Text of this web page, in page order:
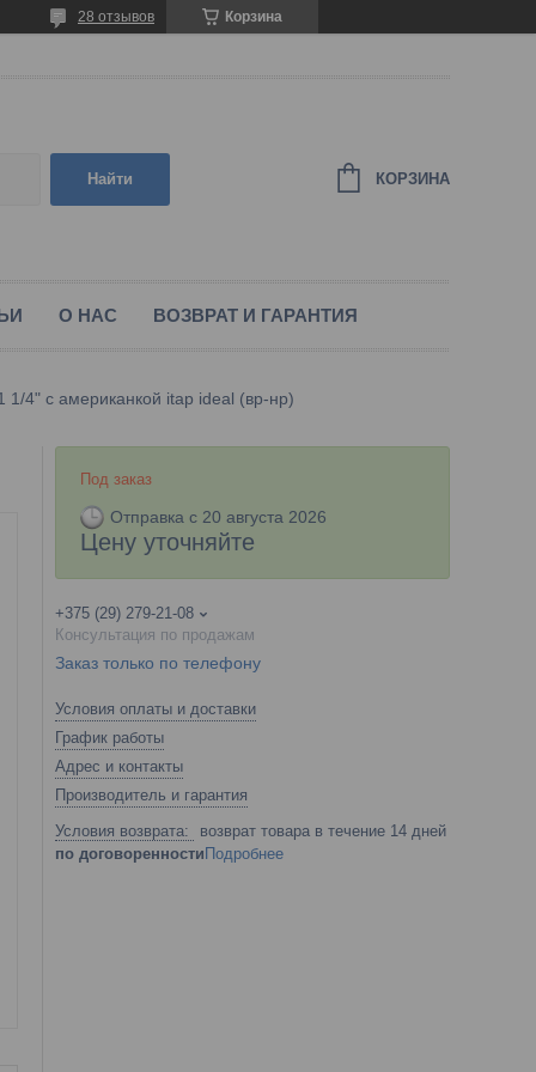
Корзина
28 отзывов
Найти КОРЗИНА
О НАС ВОЗВРАТ И ГАРАНТИЯ
1/4" с американкой itap ideal (вр-нр)
Под заказ
Отправка с 20 августа 2026
Цену уточняйте
+375 (29) 279-21-08
Консультация по продажам
Заказ только по телефону
Условия оплаты и доставки
График работы
Адрес и контакты
Производитель и гарантия
возврат товара в течение 14 дней
по договоренности Подробнее